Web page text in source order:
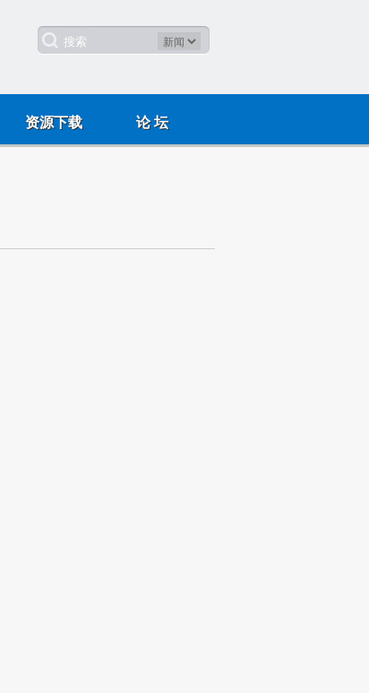
资源下载 论 坛